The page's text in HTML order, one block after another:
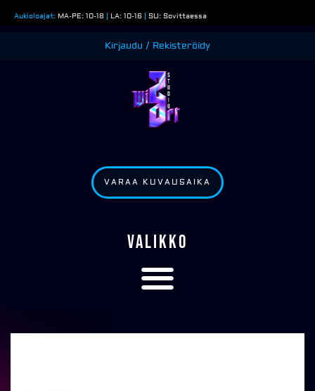
sisältöön
Aukioloajat: MA-PE: 10-18 | LA: 10-16 | SU: Sovittaessa
Kirjaudu / Rekisteröidy
VARAA KUVAUSAIKA
VALIKKO